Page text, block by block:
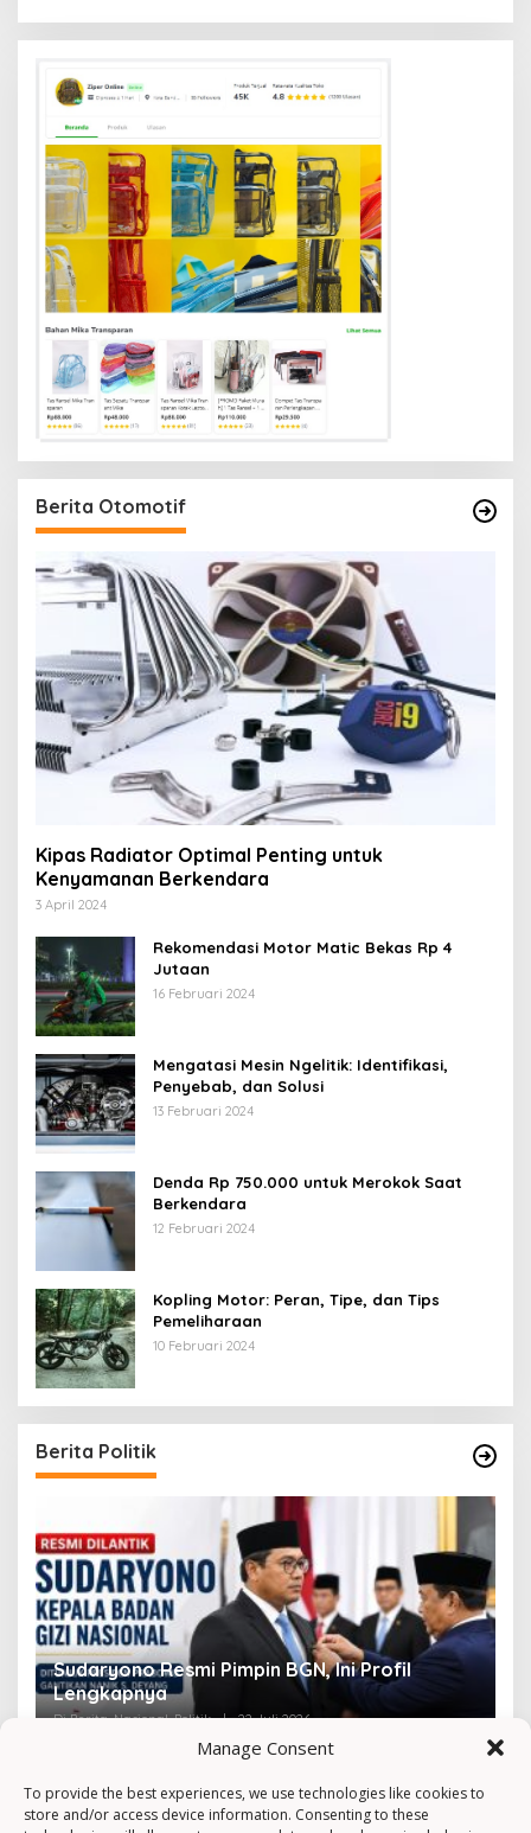
Manage Consent
To provide the best experiences, we use technologies like cookies to
store and/or access device information. Consenting to these
Berita Otomotif
Kipas Radiator Optimal Penting untuk
Kenyamanan Berkendara
3 April 2024
Rekomendasi Motor Matic Bekas Rp 4
Jutaan
16 Februari 2024
Mengatasi Mesin Ngelitik: Identifikasi,
Penyebab, dan Solusi
13 Februari 2024
Denda Rp 750.000 untuk Merokok Saat
Berkendara
12 Februari 2024
Kopling Motor: Peran, Tipe, dan Tips
Pemeliharaan
10 Februari 2024
Berita Politik
Sudaryono Resmi Pimpin BGN, Ini Profil
Lengkapnya
Di Berita, Nasional, Politik | 22 Juli 2026 Di